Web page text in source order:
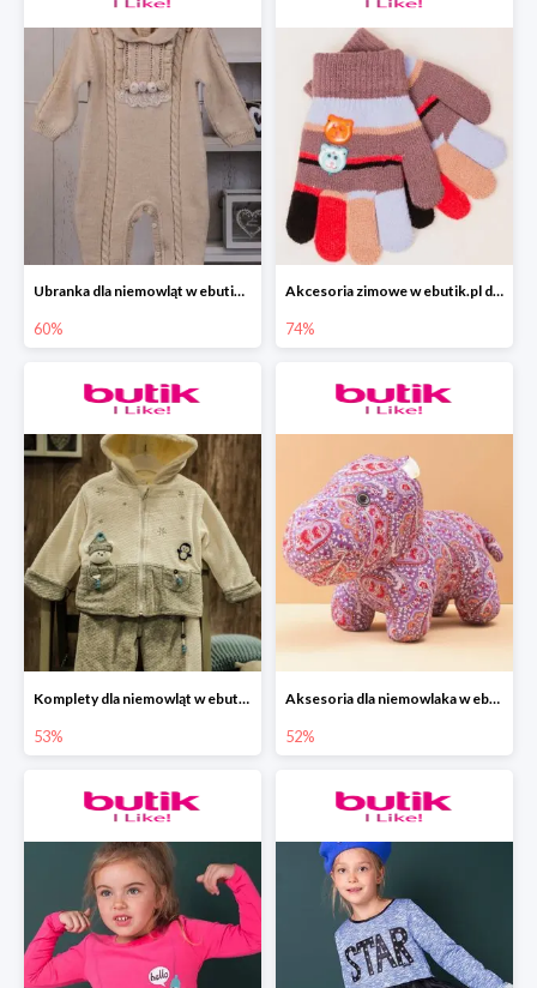
Ubranka dla niemowląt w ebutik.pl do -60%
60%
Akcesoria zimowe w ebutik.pl do -74%
74%
Komplety dla niemowląt w ebutik.pl do -53%
53%
Aksesoria dla niemowlaka w ebutik.pl do -52%
52%